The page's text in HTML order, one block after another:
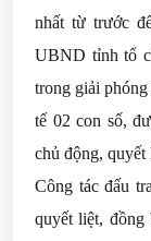
nhất từ trước
UBND tỉnh tổ
trong giải
tế 02 con số,
chủ động, quyết
Công tác đấu
quyết liệt, đồng